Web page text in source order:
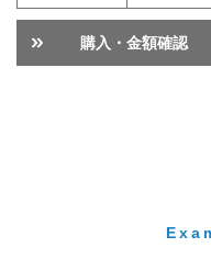
購入・金額確認